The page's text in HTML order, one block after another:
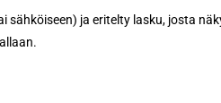
sähköiseen) ja eritelty lasku, josta